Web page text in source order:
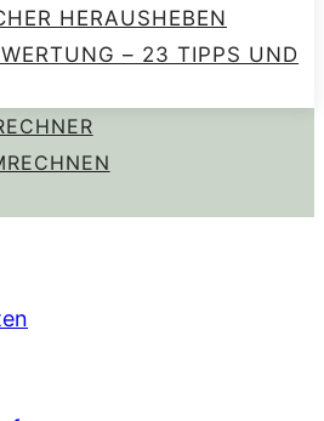
HERAUSHEBEN
– 23 TIPPS UND